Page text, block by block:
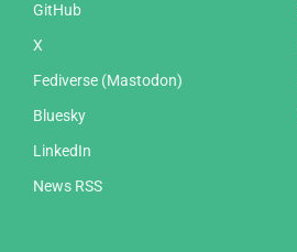
GitHub
X
Fediverse (Mastodon)
Bluesky
LinkedIn
News RSS